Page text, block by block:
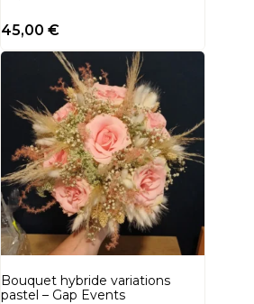
45,00 €
Bouquet hybride variations
pastel – Gap Events